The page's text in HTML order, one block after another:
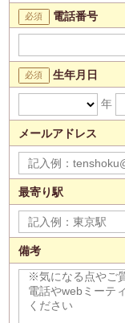
電話番号
生年月日
年
メールアドレス
最寄り駅
備考